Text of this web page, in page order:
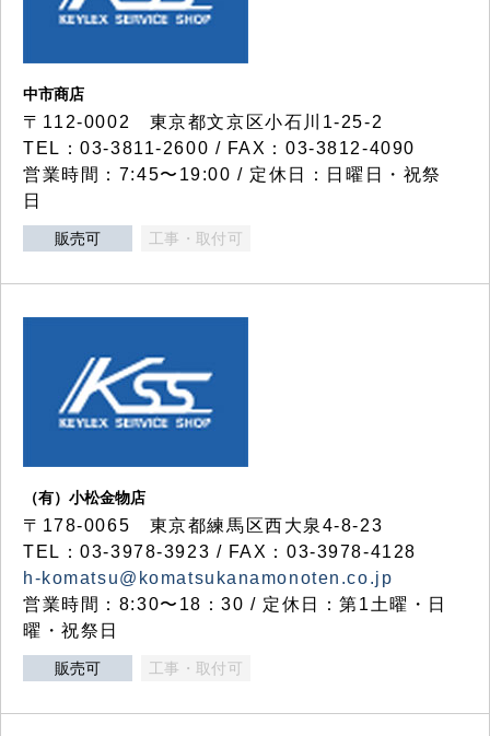
中市商店
〒112-0002 東京都文京区小石川1-25-2
TEL：03-3811-2600 / FAX：03-3812-4090
営業時間：7:45〜19:00 / 定休日：日曜日・祝祭
日
販売可 工事・取付可
（有）小松金物店
〒178-0065 東京都練馬区西大泉4-8-23
TEL：03-3978-3923 / FAX：03-3978-4128
h-komatsu@komatsukanamonoten.co.jp
営業時間：8:30〜18：30 / 定休日：第1土曜・日
曜・祝祭日
販売可 工事・取付可